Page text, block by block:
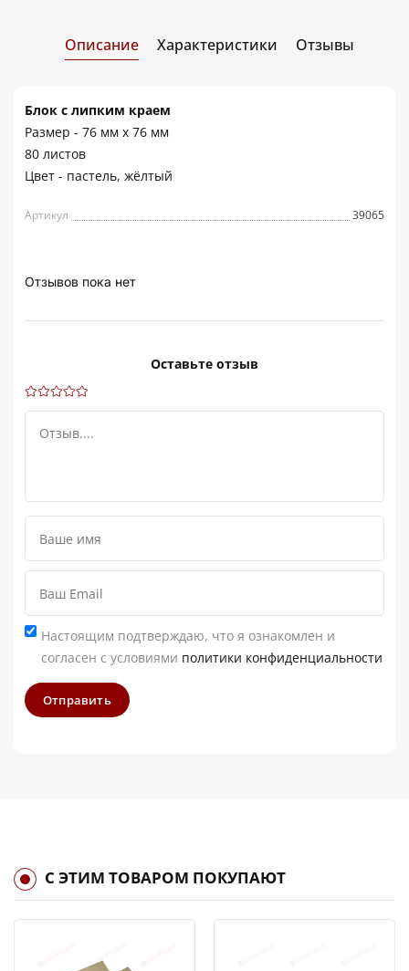
Описание Характеристики Отзывы
Блок с липким краем
Размер - 76 мм х 76 мм
80 листов
Цвет - пастель, жёлтый
Артикул 39065
Отзывов пока нет
Оставьте отзыв
Настоящим подтверждаю, что я ознакомлен и
согласен с условиями политики конфиденциальности
Отправить
С ЭТИМ ТОВАРОМ ПОКУПАЮТ